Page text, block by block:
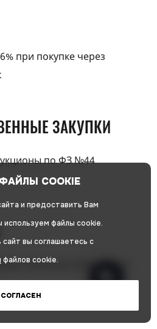
при покупке через
ЗАКУПКИ
по ФЗ №44
лояльных клиентов от
COOKIE
и предоставить Вам
файлы cookie.
вы соглашаетесь с
файлов cookie.
СОГЛАСЕН